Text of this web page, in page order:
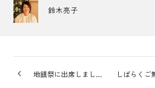
鈴木亮子
地鎮祭に出席しました！